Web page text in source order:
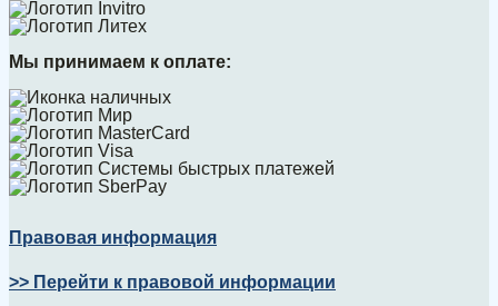
Мы принимаем к оплате:
Правовая информация
>> Перейти к правовой информации